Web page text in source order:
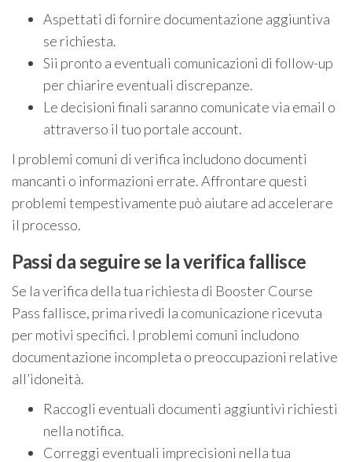
Aspettati di fornire documentazione aggiuntiva
se richiesta.
Sii pronto a eventuali comunicazioni di follow-up
per chiarire eventuali discrepanze.
Le decisioni finali saranno comunicate via email o
attraverso il tuo portale account.
I problemi comuni di verifica includono documenti
mancanti o informazioni errate. Affrontare questi
problemi tempestivamente può aiutare ad accelerare
il processo.
Passi da seguire se la verifica fallisce
Se la verifica della tua richiesta di Booster Course
Pass fallisce, prima rivedi la comunicazione ricevuta
per motivi specifici. I problemi comuni includono
documentazione incompleta o preoccupazioni relative
all’idoneità.
Raccogli eventuali documenti aggiuntivi richiesti
nella notifica.
Correggi eventuali imprecisioni nella tua